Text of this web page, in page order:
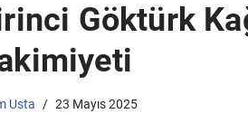
Göktürk
Usta 23 Mayıs 2025